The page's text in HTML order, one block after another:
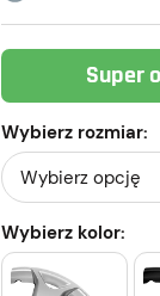
Super
Wybierz rozmiar:
Wybierz kolor: